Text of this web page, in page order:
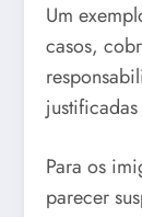
Um
casos,
Para os
parecer